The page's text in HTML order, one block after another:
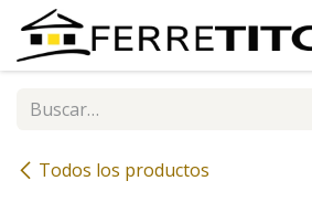
Ir al contenido
Todos los productos